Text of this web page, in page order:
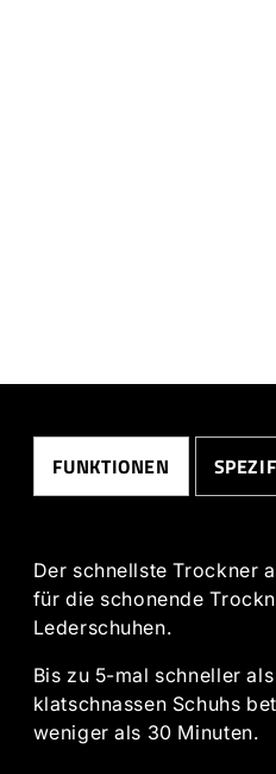
FUNKTIONEN
Der schnellste Trockner
für die schonende
Lederschuhen.
Bis zu 5-mal schneller
klatschnassen Schuhs
weniger als 30 Minuten.